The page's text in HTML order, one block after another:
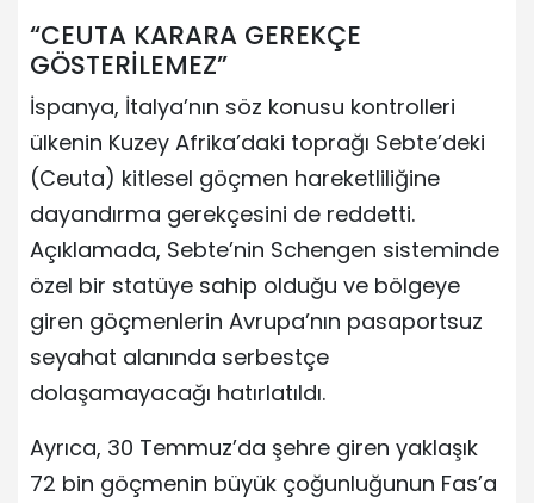
“CEUTA KARARA GEREKÇE
GÖSTERİLEMEZ”
İspanya, İtalya’nın söz konusu kontrolleri
ülkenin Kuzey Afrika’daki toprağı Sebte’deki
(Ceuta) kitlesel göçmen hareketliliğine
dayandırma gerekçesini de reddetti.
Açıklamada, Sebte’nin Schengen sisteminde
özel bir statüye sahip olduğu ve bölgeye
giren göçmenlerin Avrupa’nın pasaportsuz
seyahat alanında serbestçe
dolaşamayacağı hatırlatıldı.
Ayrıca, 30 Temmuz’da şehre giren yaklaşık
72 bin göçmenin büyük çoğunluğunun Fas’a